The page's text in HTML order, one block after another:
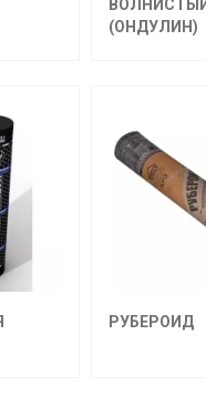
(ОНДУЛИН)
РУБЕРОИД